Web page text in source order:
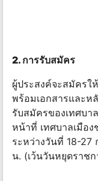
2. การรับสมัคร
ผู้ประสงค์จะสมัคร
พร้อมเอกสารและห
รับสมัครของเทศบา
หน้าที่ เทศบาลเมือ
ระหว่างวันที่ 18-27
น. (เว้นวันหยุดราชก